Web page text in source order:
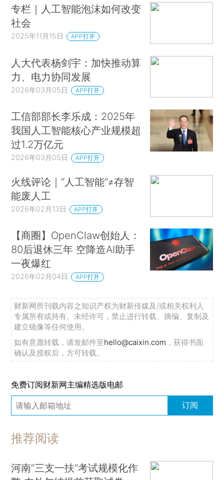
专栏｜人工智能泡沫如何改变
社会
2025年11月15日 APP打开
人大代表杨剑宇：加快推动算
力、电力协同发展
2026年03月05日 APP打开
工信部部长李乐成：2025年
我国人工智能核心产业规模超
过1.2万亿元
2026年03月05日 APP打开
火线评论｜“人工智能”≠存智
能废人工
2026年02月13日 APP打开
【商圈】OpenClaw创始人：
80后退休三年 空降造AI助手
一夜爆红
2026年02月04日 APP打开
财新网所刊载内容之知识产权为财新传媒及/或相关权利人
专属所有或持有。未经许可，禁止进行转载、摘编、复制及
建立镜像等任何使用。
如有意愿转载，请发邮件至hello@caixin.com ，获得书面
确认及授权后，方可转载。
免费订阅财新网主编精选版电邮
订阅
推荐阅读
河南“三支一扶”考试规模化作